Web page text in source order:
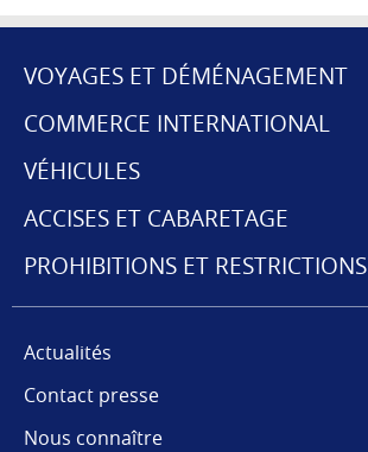
MENU
DE
NAVIGATION
VOYAGES ET DÉMÉNAGEMENT
COMMERCE INTERNATIONAL
VÉHICULES
ACCISES ET CABARETAGE
PROHIBITIONS ET RESTRICTIONS
Actualités
Contact presse
Nous connaître